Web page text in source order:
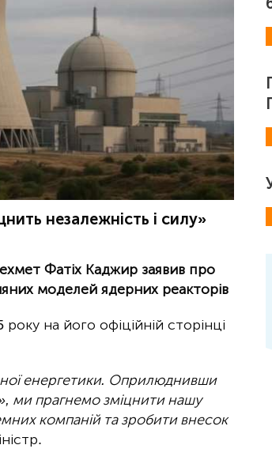
незалежність і силу»
Фатіх Каджир заявив про
моделей ядерних реакторів
на його офіційній сторінці
енергетики. Оприлюднивши
ми прагнемо зміцнити нашу
компаній та зробити внесок